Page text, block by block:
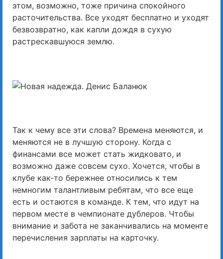
этом, возможно, тоже причина спокойного
расточительства. Все уходят бесплатно и уходят
безвозвратно, как капли дождя в сухую
растрескавшуюся землю.
Так к чему все эти слова? Времена меняются, и
меняются не в лучшую сторону. Когда с
финансами все может стать жидковато, и
возможно даже совсем сухо. Хочется, чтобы в
клубе как-то бережнее относились к тем
немногим талантливым ребятам, что все еще
есть и остаются в команде. К тем, что идут на
первом месте в чемпионате дублеров. Чтобы
внимание и забота не заканчивались на моменте
перечисления зарплаты на карточку.